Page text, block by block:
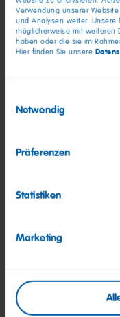
Verwendung unserer
und Analysen weiter.
möglicherweise mit weiteren
haben oder die sie im
Hier finden Sie unsere
Notwendig
Präferenzen
Statistiken
Marketing
Gute
Hier beantworten wir
Geschmack?
Welcher Vogel ist
Mehr